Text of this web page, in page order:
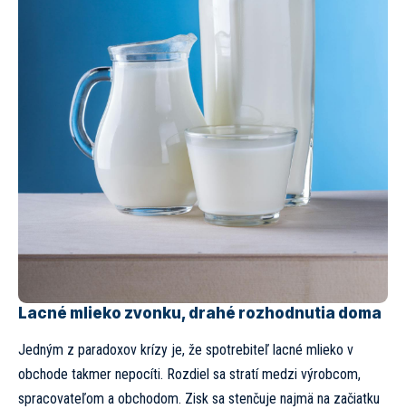
Lacné mlieko zvonku, drahé rozhodnutia doma
Jedným z paradoxov krízy je, že spotrebiteľ lacné mlieko v
obchode takmer nepocíti. Rozdiel sa stratí medzi výrobcom,
spracovateľom a obchodom. Zisk sa stenčuje najmä na začiatku